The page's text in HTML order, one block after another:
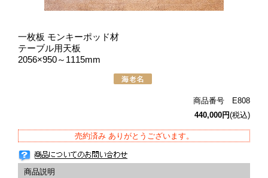
一枚板 モンキーポッド材
テーブル用天板
2056×950～1115mm
商品番号 E808
440,000円(税込)
売約済み ありがとうございます。